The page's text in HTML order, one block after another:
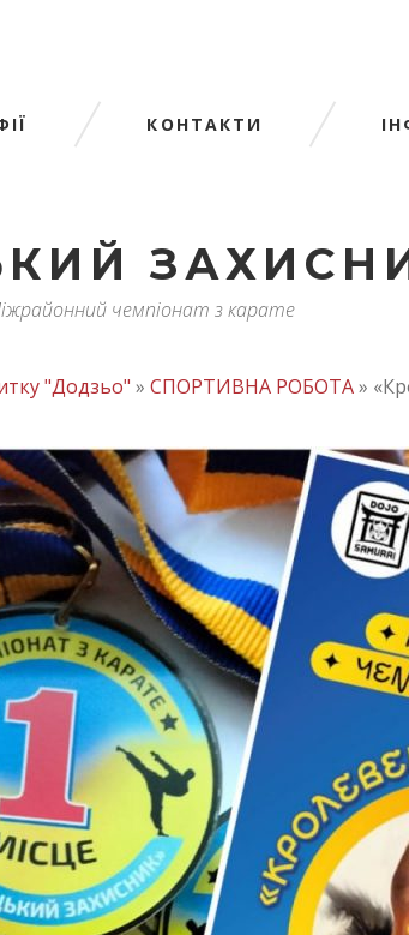
КОНТАКТИ
чемпіонат з карате
"Додзьо" » СПОРТИВНА РОБОТА»